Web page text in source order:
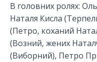
В головних ролях:
Наталя Кисла
(Петро, коханий
(Возний, жених
(Виборний), Петро